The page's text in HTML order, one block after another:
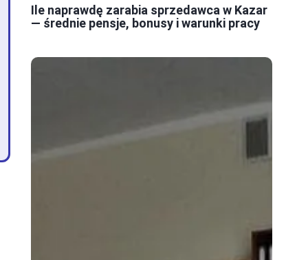
Ile naprawdę zarabia sprzedawca w Kazar
— średnie pensje, bonusy i warunki pracy